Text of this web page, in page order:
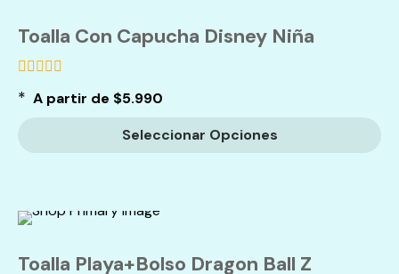
Toalla Con Capucha Disney Niña
de
* A partir de $5.990
Seleccionar Opciones
Toalla Playa+Bolso Dragon Ball Z